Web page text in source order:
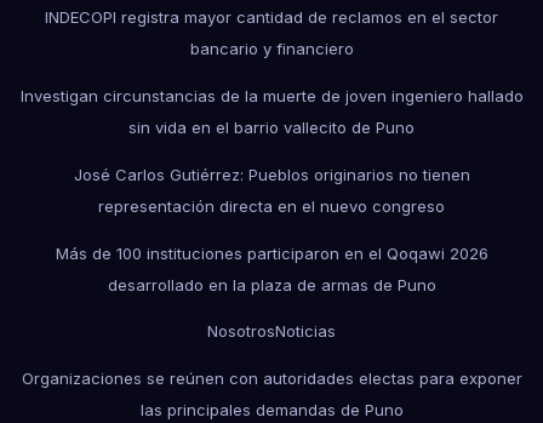
INDECOPI registra mayor cantidad de reclamos en el sector
bancario y financiero
Investigan circunstancias de la muerte de joven ingeniero hallado
sin vida en el barrio vallecito de Puno
José Carlos Gutiérrez: Pueblos originarios no tienen
representación directa en el nuevo congreso
Más de 100 instituciones participaron en el Qoqawi 2026
desarrollado en la plaza de armas de Puno
NosotrosNoticias
Organizaciones se reúnen con autoridades electas para exponer
las principales demandas de Puno